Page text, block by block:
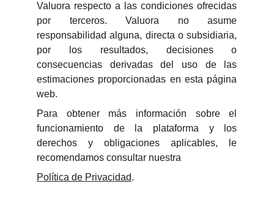
Valuora respecto a las condiciones ofrecidas
por terceros. Valuora no asume
responsabilidad alguna, directa o subsidiaria,
por los resultados, decisiones o
consecuencias derivadas del uso de las
estimaciones proporcionadas en esta página
web.
Para obtener más información sobre el
funcionamiento de la plataforma y los
derechos y obligaciones aplicables, le
recomendamos consultar nuestra
Política de Privacidad.